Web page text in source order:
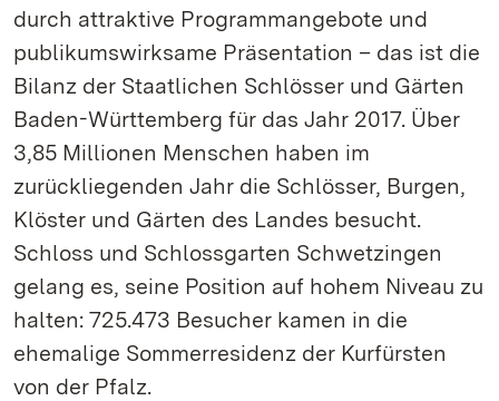
durch attraktive Programmangebote und
publikumswirksame Präsentation – das ist die
Bilanz der Staatlichen Schlösser und Gärten
Baden-Württemberg für das Jahr 2017. Über
3,85 Millionen Menschen haben im
zurückliegenden Jahr die Schlösser, Burgen,
Klöster und Gärten des Landes besucht.
Schloss und Schlossgarten Schwetzingen
gelang es, seine Position auf hohem Niveau zu
halten: 725.473 Besucher kamen in die
ehemalige Sommerresidenz der Kurfürsten
von der Pfalz.